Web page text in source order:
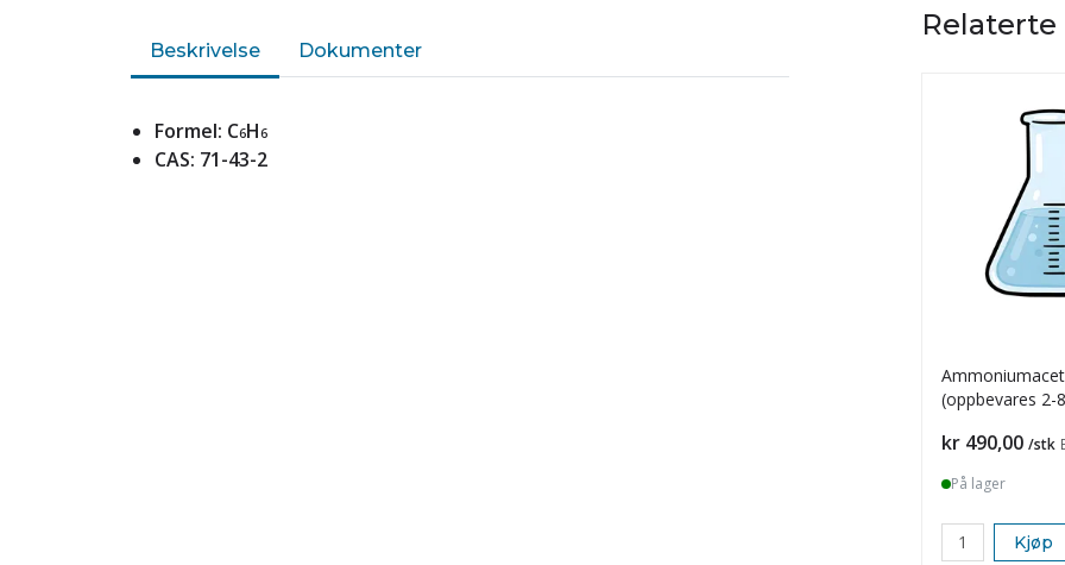
Beskrivelse Dokumenter
Formel: C6H6
CAS: 71-43-2
(oppbevares 2-
Pris
kr 490,00 /stk
På lager
Kjøp